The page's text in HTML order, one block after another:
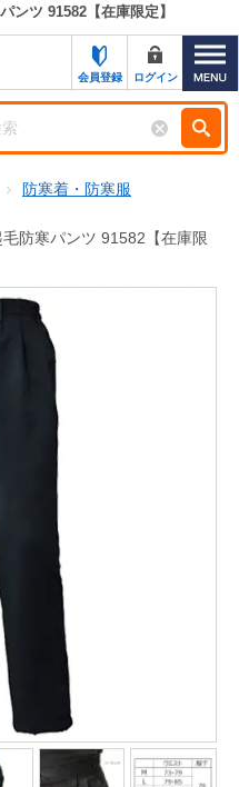
出し
ンツ 91582【在庫限定】
会員登録 ログイン
防寒着・防寒服
防寒パンツ 91582【在庫限